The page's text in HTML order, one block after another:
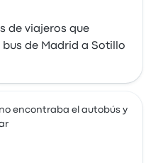
de viajeros que
de Madrid a Sotillo
encontraba el autobús y